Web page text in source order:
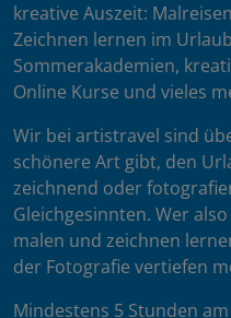
kreative Auszeit:
Zeichnen lernen im
Sommerakademien,
Online Kurse und vieles
Wir bei artistravel sind
schönere Art gibt, den
zeichnend oder
Gleichgesinnten. Wer
malen und zeichnen
der Fotografie vertiefen
Mindestens 5 Stunden